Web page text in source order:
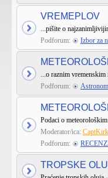
VREMEPLOV
...pišite o
Podforum:
Izbor za
...o raznim
Podforum:
Podaci o
Moderator/ica: CaptKirk
Podforum:
TROPSKE